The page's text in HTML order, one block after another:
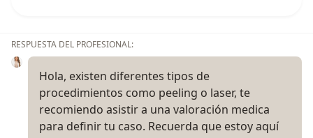
RESPUESTA DEL PROFESIONAL:
Hola, existen diferentes tipos de
procedimientos como peeling o laser, te
recomiendo asistir a una valoración medica
para definir tu caso. Recuerda que estoy aquí